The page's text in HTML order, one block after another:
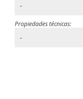
-
Propiedades técnicas:
-